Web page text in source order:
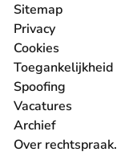
Sitemap
Privacy
Cookies
Toegankelijkheid
Spoofing
Vacatures
- U verlaat
Archief
Over